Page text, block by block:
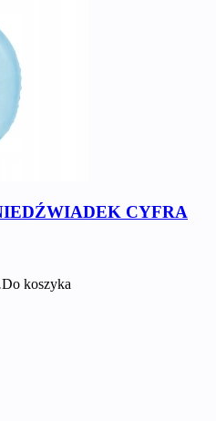
CYFRA
Do koszyka